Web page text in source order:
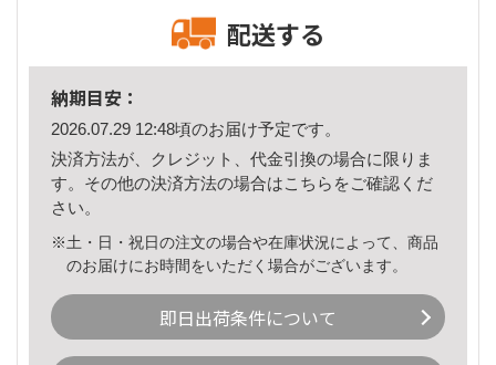
配送する
納期目安：
2026.07.29 12:48頃のお届け予定です。
決済方法が、クレジット、代金引換の場合に限りま
す。その他の決済方法の場合はこちら をご確認くだ
さい。
※土・日・祝日の注文の場合や在庫状況によって、商品
のお届けにお時間をいただく場合がございます。
即日出荷条件について